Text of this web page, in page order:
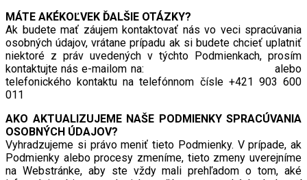
MÁTE AKÉKOĽVEK ĎALŠIE OTÁZKY?
Ak budete mať záujem kontaktovať nás vo veci spracúvania
osobných údajov, vrátane prípadu ak si budete chcieť uplatniť
niektoré z práv uvedených v týchto Podmienkach, prosím
kontaktujte nás e-mailom na:
alebo
telefonického kontaktu na telefónnom čísle +421 903 600
011
AKO AKTUALIZUJEME NAŠE PODMIENKY SPRACÚVANIA
OSOBNÝCH ÚDAJOV?
Vyhradzujeme si právo meniť tieto Podmienky. V prípade, ak
Podmienky alebo procesy zmeníme, tieto zmeny uverejníme
na Webstránke, aby ste vždy mali prehľadom o tom, aké